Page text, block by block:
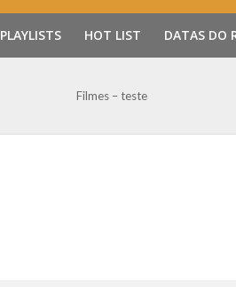
PLAYLISTS HOT LIST DATAS DO
Filmes – teste